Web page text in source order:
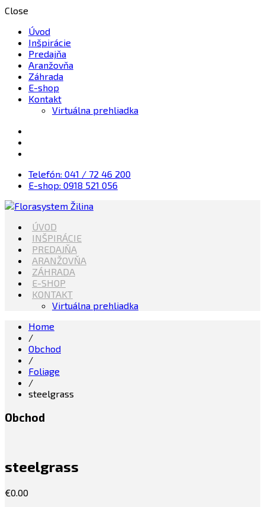
Close
Úvod
Inšpirácie
Predajňa
Aranžovňa
Záhrada
E-shop
Kontakt
Virtuálna prehliadka
Telefón: 041 / 72 46 200
E-shop: 0918 521 056
Florasystem Žilina
Kvety, Sviečky, dekorácie, Záhrada
ÚVOD
INŠPIRÁCIE
PREDAJŇA
ARANŽOVŇA
ZÁHRADA
E-SHOP
KONTAKT
Virtuálna prehliadka
Home
/
Obchod
/
Foliage
/
steelgrass
Obchod
steelgrass
€0.00